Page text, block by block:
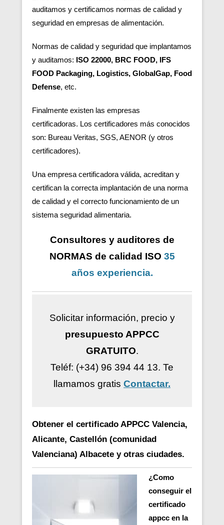
auditamos y certificamos normas de calidad y
seguridad en empresas de alimentación.
Normas de calidad y seguridad que implantamos
y auditamos: ISO 22000, BRC FOOD, IFS
FOOD Packaging, Logistics, GlobalGap, Food
Defense, etc.
Finalmente existen las empresas
certificadoras. Los certificadores más conocidos
son: Bureau Veritas, SGS, AENOR (y otros
certificadores).
Una empresa certificadora válida, acreditan y
certifican la correcta implantación de una norma
de calidad y el correcto funcionamiento de un
sistema seguridad alimentaria.
Consultores y auditores de
NORMAS de calidad ISO 35
años experiencia.
Solicitar información, precio y
presupuesto APPCC
GRATUITO.
Teléf: (+34) 96 394 44 13. Te
llamamos gratis Contactar.
Obtener el certificado APPCC Valencia,
Alicante, Castellón (comunidad
Valenciana) Albacete y otras ciudades.
¿Como
conseguir el
certificado
appcc en la